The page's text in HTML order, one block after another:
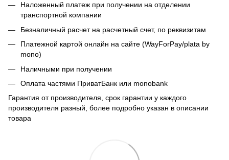
Наложенный платеж при получении на отделении
транспортной компании
Безналичный расчет на расчетный счет, по реквизитам
Платежной картой онлайн на сайте (WayForPay/plata by
mono)
Наличными при получении
Оплата частями ПриватБанк или monobank
Гарантия от производителя, срок гарантии у каждого
производителя разный, более подробно указан в описании
товара